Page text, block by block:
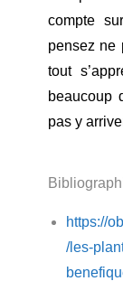
compte
pensez ne
tout
beaucoup
pas y
https://
/les-